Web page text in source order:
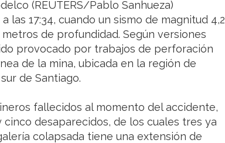
(REUTERS/Pablo Sanhueza)
las 17:34, cuando un sismo de magnitud 4,2
de profundidad. Según versiones
provocado por trabajos de perforación
de la mina, ubicada en la región de
de Santiago.
fallecidos al momento del accidente,
desaparecidos, de los cuales tres ya
colapsada tiene una extensión de